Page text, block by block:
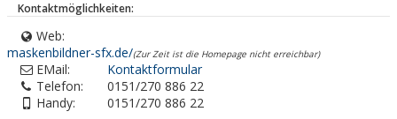
Kontaktmöglichkeiten:
Web:
maskenbildner-sfx.de/(Zur Zeit ist die Homepage nicht erreichbar)
EMail:
Kontaktformular
Telefon:
0151/270 886 22
Handy:
0151/270 886 22